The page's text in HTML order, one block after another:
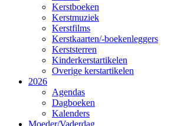
Kerstboeken
Kerstmuziek
Kerstfilms
Kerstkaarten/-boekenleggers
Kerststerren
Kinderkerstartikelen
Overige kerstartikelen
2026
Agendas
Dagboeken
Kalenders
Moeder/Vaderdag